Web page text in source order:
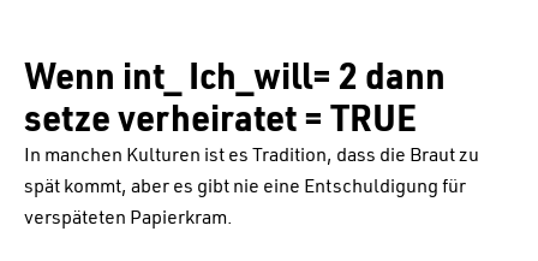
Wenn int_ Ich_will= 2 dann
setze verheiratet = TRUE
In manchen Kulturen ist es Tradition, dass die Braut zu
spät kommt, aber es gibt nie eine Entschuldigung für
verspäteten Papierkram.